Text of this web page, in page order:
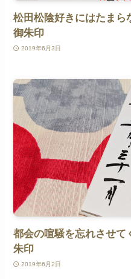
松田松陰好きにはたまら
御朱印
2019年6月3日
都会の喧騒を忘れさせて
朱印
2019年6月2日